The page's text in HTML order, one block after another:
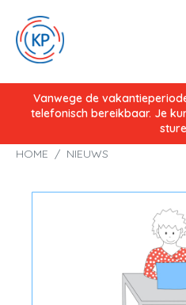
OverslaanVanwege de
telefonisch bereikbaar. Je
Kruimelpad
HOME NIEUWS